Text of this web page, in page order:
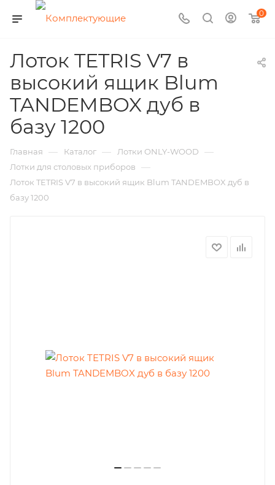
0
Лоток TETRIS V7 в
высокий ящик Blum
TANDEMBOX дуб в
базу 1200
Главная — Каталог — Лотки ONLY-WOOD —
Лотки для столовых приборов —
Лоток TETRIS V7 в высокий ящик Blum TANDEMBOX дуб в
базу 1200